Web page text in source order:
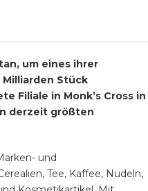
um eines ihrer
Stück
Filiale in Monk’s Cross in
derzeit größten
und
Tee, Kaffee, Nudeln,